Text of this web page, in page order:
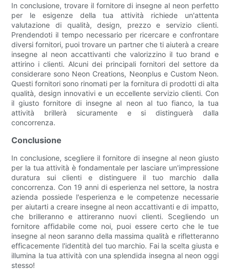
In conclusione, trovare il fornitore di insegne al neon perfetto
per le esigenze della tua attività richiede un'attenta
valutazione di qualità, design, prezzo e servizio clienti.
Prendendoti il ​​tempo necessario per ricercare e confrontare
diversi fornitori, puoi trovare un partner che ti aiuterà a creare
insegne al neon accattivanti che valorizzino il tuo brand e
attirino i clienti. Alcuni dei principali fornitori del settore da
considerare sono Neon Creations, Neonplus e Custom Neon.
Questi fornitori sono rinomati per la fornitura di prodotti di alta
qualità, design innovativi e un eccellente servizio clienti. Con
il giusto fornitore di insegne al neon al tuo fianco, la tua
attività brillerà sicuramente e si distinguerà dalla
concorrenza.
Conclusione
In conclusione, scegliere il fornitore di insegne al neon giusto
per la tua attività è fondamentale per lasciare un'impressione
duratura sui clienti e distinguere il tuo marchio dalla
concorrenza. Con 19 anni di esperienza nel settore, la nostra
azienda possiede l'esperienza e le competenze necessarie
per aiutarti a creare insegne al neon accattivanti e di impatto,
che brilleranno e attireranno nuovi clienti. Scegliendo un
fornitore affidabile come noi, puoi essere certo che le tue
insegne al neon saranno della massima qualità e rifletteranno
efficacemente l'identità del tuo marchio. Fai la scelta giusta e
illumina la tua attività con una splendida insegna al neon oggi
stesso!